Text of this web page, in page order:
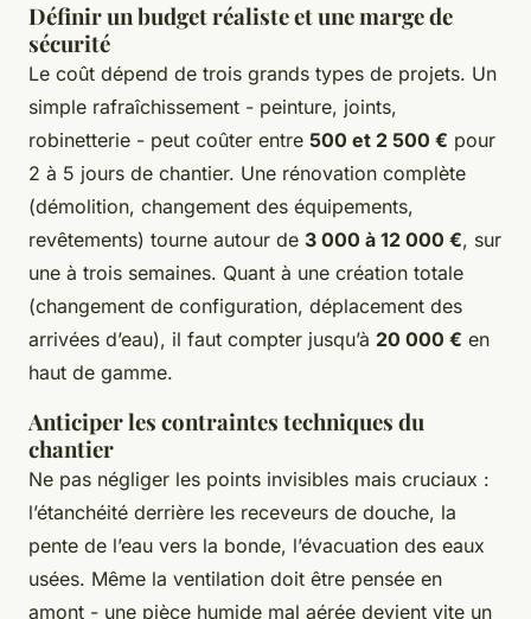
Définir un budget réaliste et une marge de
sécurité
Le coût dépend de trois grands types de projets. Un
simple rafraîchissement - peinture, joints,
robinetterie - peut coûter entre 500 et 2 500 € pour
2 à 5 jours de chantier. Une rénovation complète
(démolition, changement des équipements,
revêtements) tourne autour de 3 000 à 12 000 €, sur
une à trois semaines. Quant à une création totale
(changement de configuration, déplacement des
arrivées d’eau), il faut compter jusqu’à 20 000 € en
haut de gamme.
Anticiper les contraintes techniques du
chantier
Ne pas négliger les points invisibles mais cruciaux :
l’étanchéité derrière les receveurs de douche, la
pente de l’eau vers la bonde, l’évacuation des eaux
usées. Même la ventilation doit être pensée en
amont - une pièce humide mal aérée devient vite un